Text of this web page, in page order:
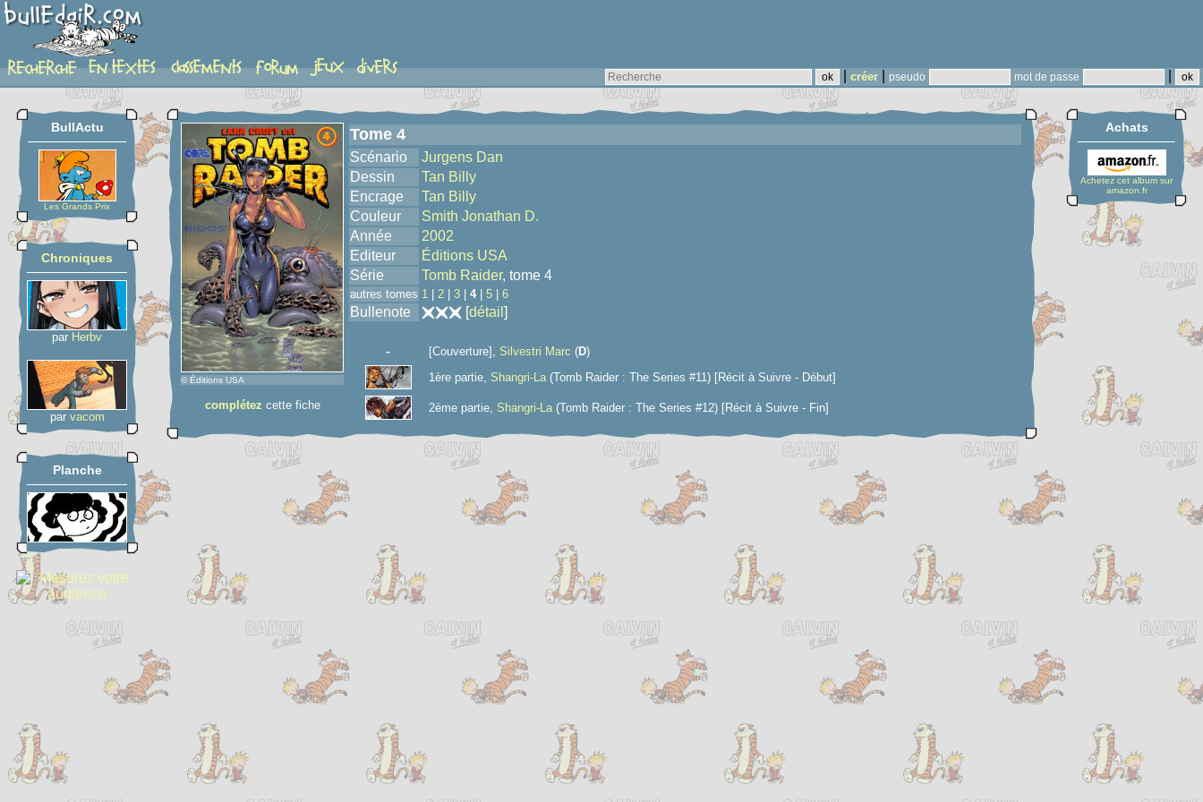
créer pseudo mot de passe
album
BullActu
Les Grands Prix
Chroniques
par Herbv
par vacom
Planche
© Éditions USA
complétez cette fiche
Tome 4
Scénario
Jurgens Dan
Dessin
Tan Billy
Encrage
Tan Billy
Couleur
Smith Jonathan D.
Année
2002
Editeur
Éditions USA
Série
Tomb Raider, tome 4
autres tomes 1 2 3 4| 5 6
Bullenote [détail ]
- [Couverture], Silvestri Marc (D)
1ère partie, Shangri-La(Tomb Raider : The Series #11) [Récit à Suivre - Début]
2ème partie, Shangri-La(Tomb Raider : The Series #12) [Récit à Suivre - Fin]
Achats
Achetez cet album sur
amazon.fr